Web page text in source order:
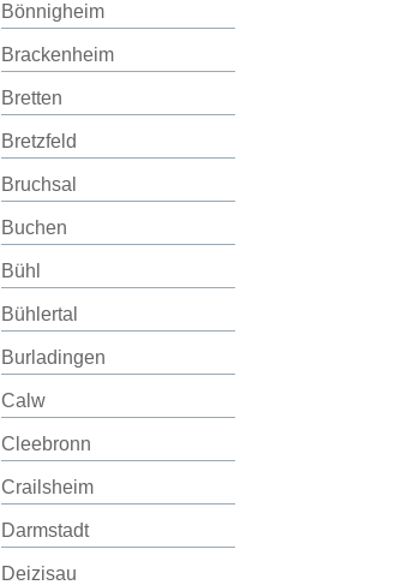
Bönnigheim
Brackenheim
Bretten
Bretzfeld
Bruchsal
Buchen
Bühl
Bühlertal
Burladingen
Calw
Cleebronn
Crailsheim
Darmstadt
Deizisau